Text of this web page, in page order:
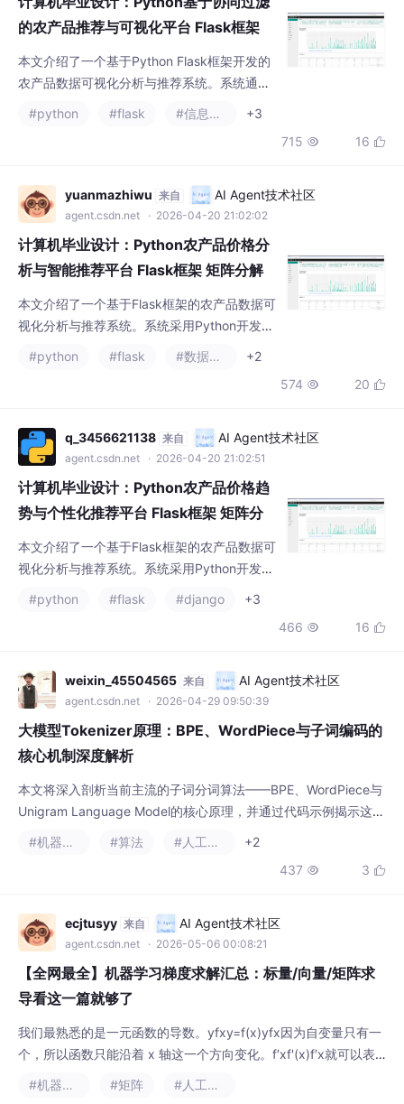
多维度的农产
的农产品推荐与可视化平台 Flask框架
矩阵分解 数据分析 可视化 协同过滤推荐
算法 深度学习（建议收藏）✅
本文介绍了一个基于Python Flask框架开发的
农产品数据可视化分析与推荐系统。系统通过
爬虫采集农产品数据，运用矩阵分解算法实现
个性化推荐，主要功能包括：1)多维度数据可
3)用户评分与推荐系统；4)后台管理模块（用
户、公告、分类管理）。该系统采用协同过滤
算法优化推荐效果，前端使用Echarts实现交互
式数据展示，
#python #flask #信息可视化
+3
715  16 
yuanmazhiwu 来自 AI Agent技术社区
agent.csdn.net · 2026-04-20 21:02:02
计算机毕业设计：Python农产品价格分
析与智能推荐平台 Flask框架 矩阵分解
数据分析 可视化 协同过滤推荐算法 深度
学习（建议收藏）✅
本文介绍了一个基于Flask框架的农产品数据可
视化分析与推荐系统。系统采用Python开发，
法（带偏置的协同过滤）结合随机梯度下降优
图、散点图、折线图）、品名分析（散点图、
环形图）、词云分析、数据管理（增删改
查）、用户评分管理和个性化推荐等。系统实
现了从数据采集、
#python #flask #数据分析
+2
574  20 
q_3456621138 来自 AI Agent技术社区
agent.csdn.net · 2026-04-20 21:02:51
计算机毕业设计：Python农产品价格趋
势与个性化推荐平台 Flask框架 矩阵分
解 数据分析 可视化 协同过滤推荐算法
深度学习（建议收藏）✅
本文介绍了一个基于Flask框架的农产品数据可
视化分析与推荐系统。系统采用Python开发，
法结合随机梯度下降优化实现个性化推荐，前
析、数据中心、分类管理、用户管理、公告管
理、评分管理、推荐系统等，提供多维度的农
产品数据可视化展示和智能推荐功能。该系统
实现了农产品数
#python #flask #django
+3
466  16 
weixin_45504565 来自 AI Agent技术社区
agent.csdn.net · 2026-04-29 09:50:39
大模型Tokenizer原理：BPE、WordPiece与子词编码的
核心机制深度解析
本文将深入剖析当前主流的子词分词算法——BPE、WordPiece与
Unigram Language Model的核心原理，并通过代码示例揭示这些
算法在工程实践中的实现细节。这种方法简单直接，但面临严重的
数十万甚至上百万词条的词汇表，而许多低频词的存在造成严重的
de字符），但每个
#机器学习 #算法 #人工智能
+2
437  3 
ecjtusyy 来自 AI Agent技术社区
agent.csdn.net · 2026-05-06 00:08:21
【全网最全】机器学习梯度求解汇总：标量/向量/矩阵求
导看这一篇就够了
我们最熟悉的是一元函数的导数。yfxy=f(x)yfx因为自变量只有一
个，所以函数只能沿着 x 轴这一个方向变化。f′xf'(x)f′x就可以表
示函数在这一点附近变化得快不快。但是多元函数就不一样了。zf
#机器学习 #矩阵
#人工智能